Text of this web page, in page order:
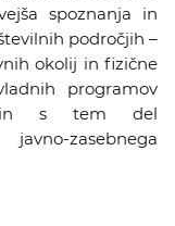
spoznanja in
področjih –
okolij in fizične
programov
in s tem del
zasebnega